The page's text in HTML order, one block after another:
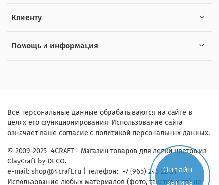
Клиенту
Помощь и информация
Все персональные данные обрабатываются на сайте в
целях его функционирования. Использование сайта
означает ваше согласие с политикой персональных данных.
© 2009-2025 4CRAFT - Магазин товаров для лепки цветов из
ClayCraft by DECO.
e-mail: shop@4craft.ru | телефон: +7 (965) 245 22 24
Использование любых материалов (фото, текстов и тп) не
Онлайн-
запись